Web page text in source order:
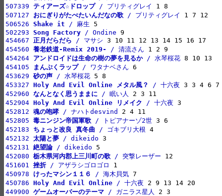
507339 ティアーズ☆ドロップ / プリティグレイ
507127 おにぎりがたべたいんだなの歌 / プリティグレイ
506526 Shake it / 麻生
502293 Song Factory / Ondine
454667 正月だらだら / マサシ
454560 養老鉄道-Remix 2019- / 清流さん
454264 アンドロイドは生命の樹の夢を見るか / 水琴桜花
454105
まんぷくラップ / ワタナベさん
453629 砂の声 / 水琴桜花
453327 Holy And Evil Online メタル風？
/ 十六夜
452960 なんとなく思うままに / 眠い人
452904 Holy And Evil Online リメイク / 十六夜
452812 魂の咆哮 / ナハトdesvind
452805 毒ニンジン帝国軍歌 / トピアナーゾ2世
452183 ちょっと改良 真冬曲 / ゴキブリ大根
452132 太陽と夢 / dikeido
452131 絶望論 / dikeido
452080 栃木県河内郡上三川町の歌 / 突撃レーザー
451601 挫折 / アザラシゴロゴロ
450978 けったマシン１１６ / 海木貝気
450786 Holy And Evil Online / 十六夜
449900 ゲームオーバーのテーマ / ガニラス星人